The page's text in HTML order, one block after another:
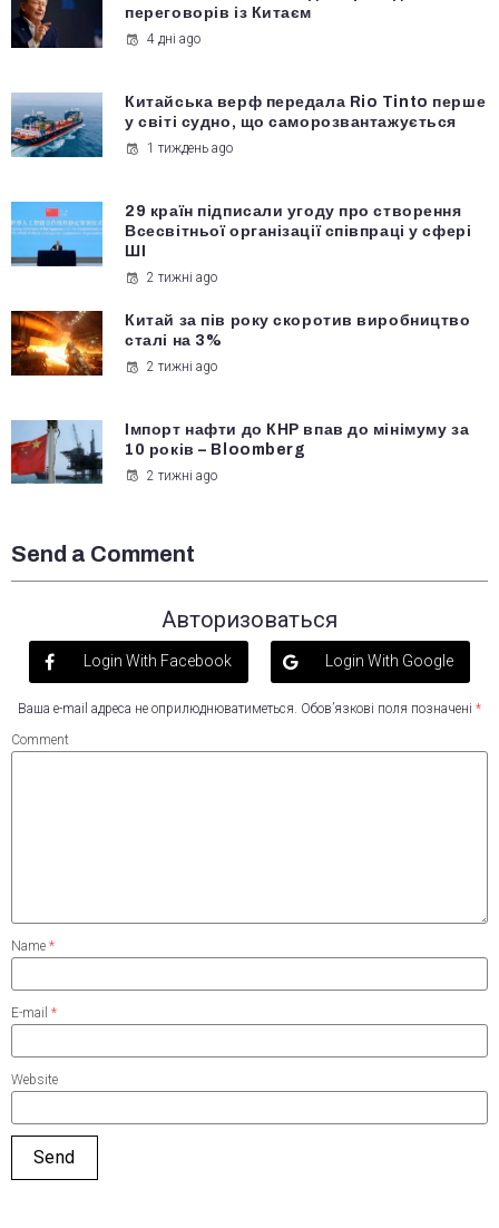
переговорів із Китаєм
4 дні ago
Китайська верф передала Rio Tinto перше
у світі судно, що саморозвантажується
1 тиждень ago
29 країн підписали угоду про створення
Всесвітньої організації співпраці у сфері
ШІ
2 тижні ago
Китай за пів року скоротив виробництво
сталі на 3%
2 тижні ago
Імпорт нафти до КНР впав до мінімуму за
10 років – Bloomberg
2 тижні ago
Send a Comment
Авторизоваться
Login With Facebook Login With Google
Ваша e-mail адреса не оприлюднюватиметься. Обов’язкові поля позначені *
Comment
Name *
E-mail *
Website